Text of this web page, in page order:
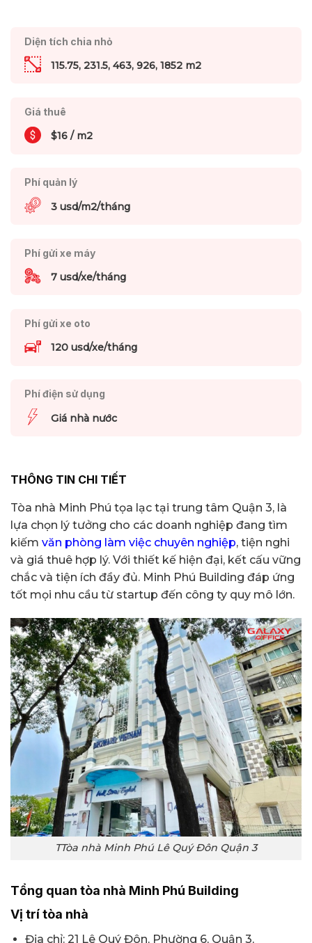
Diện tích chia nhỏ
115.75, 231.5, 463, 926, 1852 m2
Giá thuê
$16 / m2
Phí quản lý
3 usd/m2/tháng
Phí gửi xe máy
7 usd/xe/tháng
Phí gửi xe oto
120 usd/xe/tháng
Phí điện sử dụng
Giá nhà nước
THÔNG TIN CHI TIẾT
Tòa nhà Minh Phú tọa lạc tại trung tâm Quận 3, là
lựa chọn lý tưởng cho các doanh nghiệp đang tìm
kiếm văn phòng làm việc chuyên nghiệp, tiện nghi
và giá thuê hợp lý. Với thiết kế hiện đại, kết cấu vững
chắc và tiện ích đầy đủ. Minh Phú Building đáp ứng
tốt mọi nhu cầu từ startup đến công ty quy mô lớn.
TTòa nhà Minh Phú Lê Quý Đôn Quận 3
Tổng quan tòa nhà Minh Phú Building
Vị trí tòa nhà
Địa chỉ: 21 Lê Quý Đôn, Phường 6, Quận 3,